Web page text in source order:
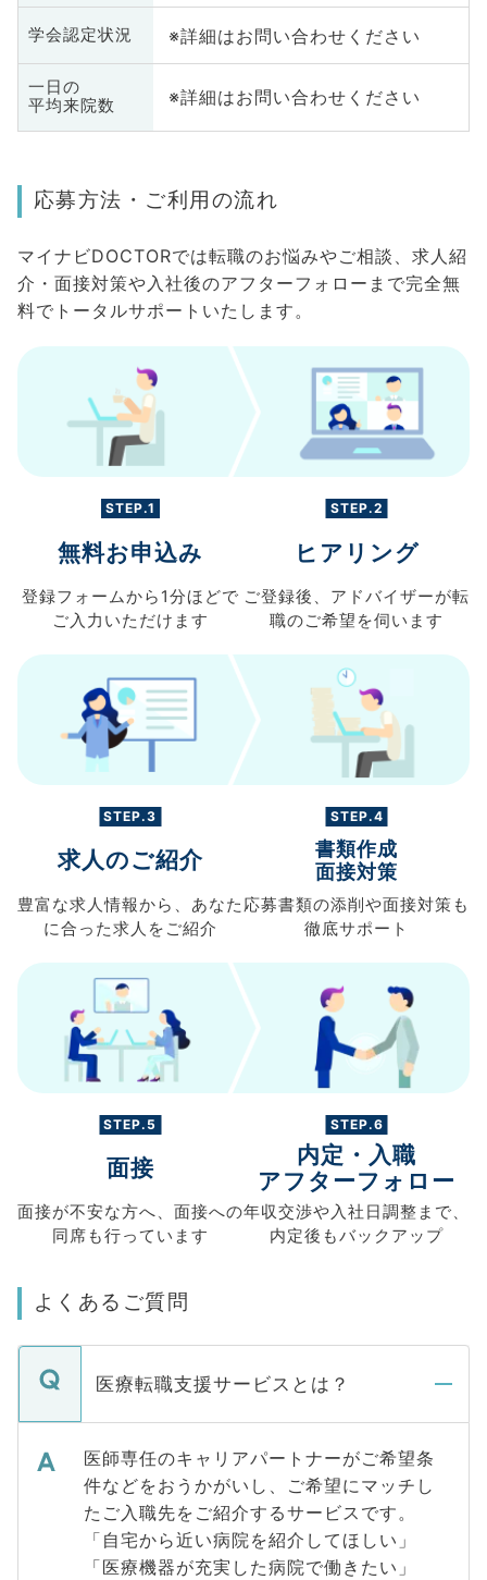
学会認定状況 ※詳細はお問い合わせください
一日の
平均来院数
※詳細はお問い合わせください
応募方法・ご利用の流れ
マイナビDOCTORでは転職のお悩みやご相談、求人紹
介・面接対策や入社後のアフターフォローまで完全無
料でトータルサポートいたします。
STEP.1
無料お申込み
登録フォームから 1分ほどで
ご入力 いただけます
STEP.2
ヒアリング
ご登録後、 アドバイザーが転
職のご希望を伺います
STEP.3
求人のご紹介
豊富な求人情報から、 あなた
に合った求人を ご紹介
STEP.4
書類作成
面接対策
応募書類の添削や面接対策も
徹底サポート
STEP.5
面接
面接が不安な方へ、 面接への
同席も行っています
STEP.6
内定・入職
アフターフォロー
年収交渉や入社日調整まで、
内定後もバックアップ
よくあるご質問
医療転職支援サービスとは？
医師専任のキャリアパートナーがご希望条
件などをおうかがいし、ご希望にマッチし
たご入職先をご紹介するサービスです。
「自宅から近い病院を紹介してほしい」
「医療機器が充実した病院で働きたい」